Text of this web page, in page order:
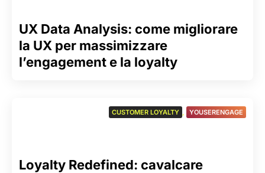
UX Data Analysis: come migliorare
la UX per massimizzare
l’engagement e la loyalty
Loyalty Redefined: cavalcare
CUSTOMER LOYALTY , YOUSERENGAGE